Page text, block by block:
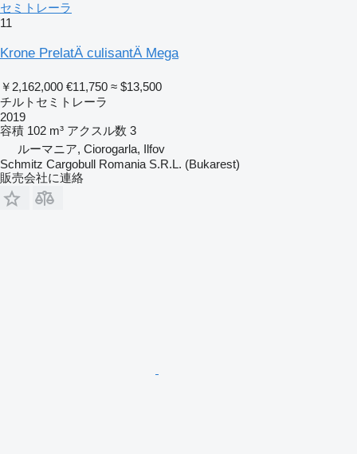
セミトレーラ
11
Krone PrelatÄ culisantÄ Mega
￥2,162,000 €11,750 ≈ $13,500
チルトセミトレーラ
2019
容積 102 m³ アクスル数 3
ルーマニア, Ciorogarla, Ilfov
Schmitz Cargobull Romania S.R.L. (Bukarest)
販売会社に連絡